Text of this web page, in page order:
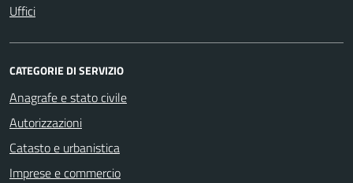
Uffici
CATEGORIE DI SERVIZIO
Anagrafe e stato civile
Autorizzazioni
Catasto e urbanistica
Imprese e commercio